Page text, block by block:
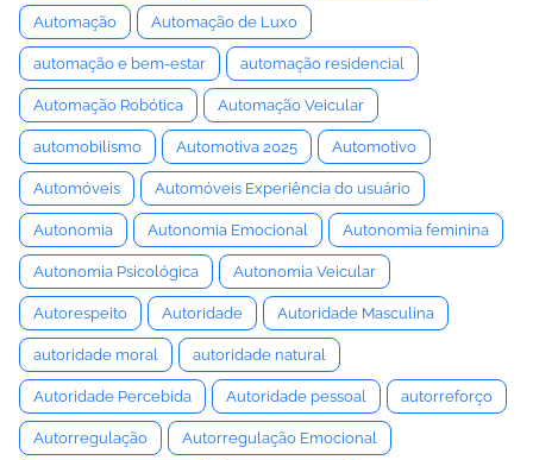
Automação Automação de Luxo
automação e bem-estar automação residencial
Automação Robótica Automação Veicular
automobilismo Automotiva 2025 Automotivo
Automóveis Automóveis Experiência do usuário
Autonomia Autonomia Emocional Autonomia feminina
Autonomia Psicológica Autonomia Veicular
Autorespeito Autoridade Autoridade Masculina
autoridade moral autoridade natural
Autoridade Percebida Autoridade pessoal autorreforço
Autorregulação Autorregulação Emocional